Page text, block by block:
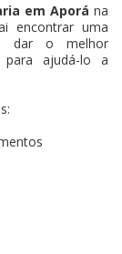
em Aporá na
encontrar uma
dar o melhor
para ajudá-lo a